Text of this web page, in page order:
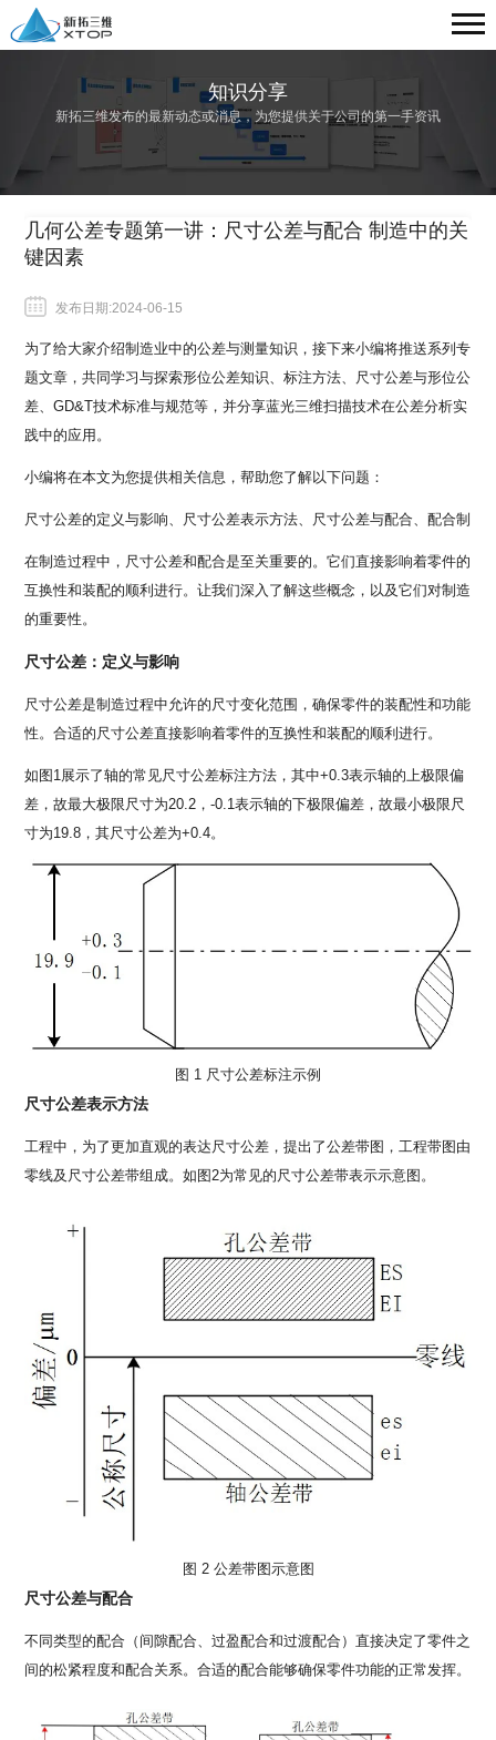
知识分享
新拓三维发布的最新动态或消息，为您提供关于公司的第一手资讯
几何公差专题第一讲：尺寸公差与配合 制造中的关
键因素
发布日期:2024-06-15
为了给大家介绍制造业中的公差与测量知识，接下来小编将推送系列专
题文章，共同学习与探索形位公差知识、标注方法、尺寸公差与形位公
差、GD&T技术标准与规范等，并分享蓝光三维扫描技术在公差分析实
践中的应用。
小编将在本文为您提供相关信息，帮助您了解以下问题：
尺寸公差的定义与影响、尺寸公差表示方法、尺寸公差与配合、配合制
在制造过程中，尺寸公差和配合是至关重要的。它们直接影响着零件的
互换性和装配的顺利进行。让我们深入了解这些概念，以及它们对制造
的重要性。
尺寸公差：定义与影响
尺寸公差是制造过程中允许的尺寸变化范围，确保零件的装配性和功能
性。合适的尺寸公差直接影响着零件的互换性和装配的顺利进行。
如图1展示了轴的常见尺寸公差标注方法，其中+0.3表示轴的上极限偏
差，故最大极限尺寸为20.2，-0.1表示轴的下极限偏差，故最小极限尺
寸为19.8，其尺寸公差为+0.4。
图 1 尺寸公差标注示例
尺寸公差表示方法
工程中，为了更加直观的表达尺寸公差，提出了公差带图，工程带图由
零线及尺寸公差带组成。如图2为常见的尺寸公差带表示示意图。
图 2 公差带图示意图
尺寸公差与配合
不同类型的配合（间隙配合、过盈配合和过渡配合）直接决定了零件之
间的松紧程度和配合关系。合适的配合能够确保零件功能的正常发挥。